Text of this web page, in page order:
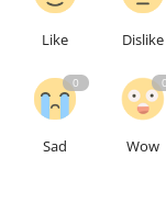
Like Dislike
0
Sad
0
Wow